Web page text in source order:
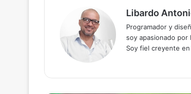
Libardo
Programador y
soy apasionado por
Soy fiel creyente